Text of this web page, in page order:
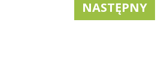
NASTĘPNY